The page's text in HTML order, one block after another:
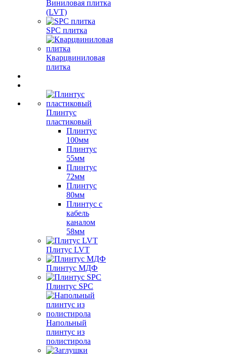
Виниловая плитка
(LVT)
SPC плитка
Кварцвиниловая
плитка
Плинтус
пластиковый
Плинтус
100мм
Плинтус
55мм
Плинтус
72мм
Плинтус
80мм
Плинтус с
кабель
каналом
58мм
Плитус LVT
Плинтус МДФ
Плинтус SPC
Напольный
плинтус из
полистирола